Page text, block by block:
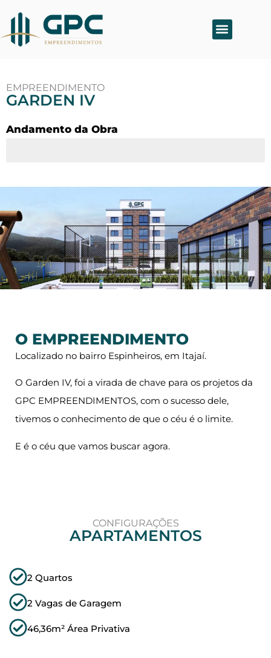
EMPREENDIMENTO
GARDEN IV
Andamento da Obra
O EMPREENDIMENTO
Localizado no bairro Espinheiros, em Itajaí.
O Garden IV, foi a virada de chave para os projetos da
GPC EMPREENDIMENTOS, com o sucesso dele,
tivemos o conhecimento de que o céu é o limite.
E é o céu que vamos buscar agora.
CONFIGURAÇÕES
APARTAMENTOS
2 Quartos
2 Vagas de Garagem
46,36m² Área Privativa